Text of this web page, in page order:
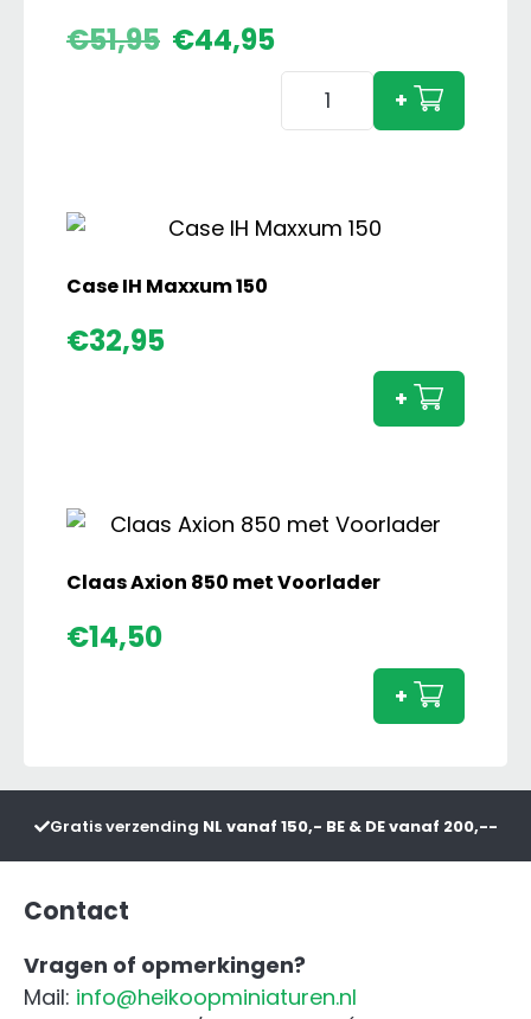
€51,95
Oorspronkelijke
€44,95
Huidige
Case
+
Case IH Maxxum 150
€32,95
150
+
Claas Axion 850 met Voorlader
€14,50
met
aantal
+
Gratis verzending NL vanaf 150,- BE & DE vanaf 200,--
Contact
Vragen of opmerkingen?
Mail: info@heikoopminiaturen.nl